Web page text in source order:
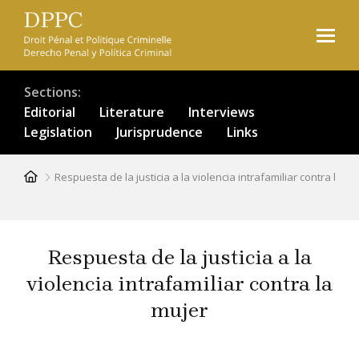
Skip
main
content
Sections
Editorial
Literature
Interviews
Legislation
Jurisprudence Links
Breadcrumb
Respuesta de la justicia a la violencia intrafamiliar contra la
Respuesta de la justicia a la
violencia intrafamiliar contra la
mujer